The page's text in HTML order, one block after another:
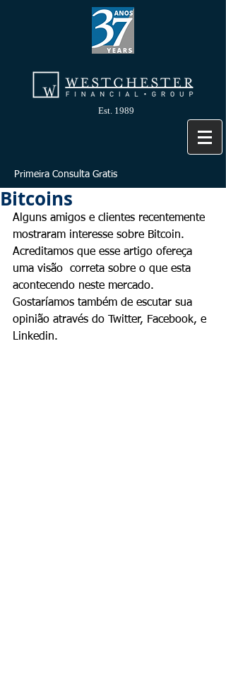
Est. 1989
Primeira Consulta Gratis
Bitcoins
Alguns amigos e clientes recentemente
mostraram interesse sobre Bitcoin.
Acreditamos que esse artigo ofereça
uma visão  correta sobre o que esta
acontecendo neste mercado.
Gostaríamos também de escutar sua
opinião através do Twitter, Facebook, e
Linkedin.